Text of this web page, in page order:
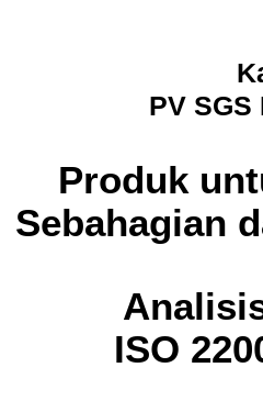
PV SGS
Produk
Sebahagian
ISO